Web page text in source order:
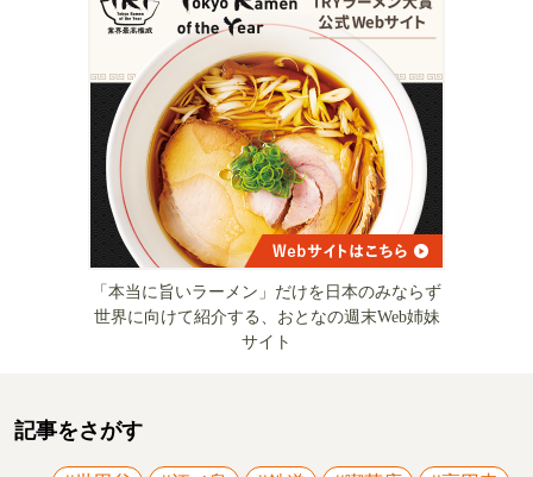
「本当に旨いラーメン」だけを日本のみならず
世界に向けて紹介する、おとなの週末Web姉妹
サイト
記事をさがす